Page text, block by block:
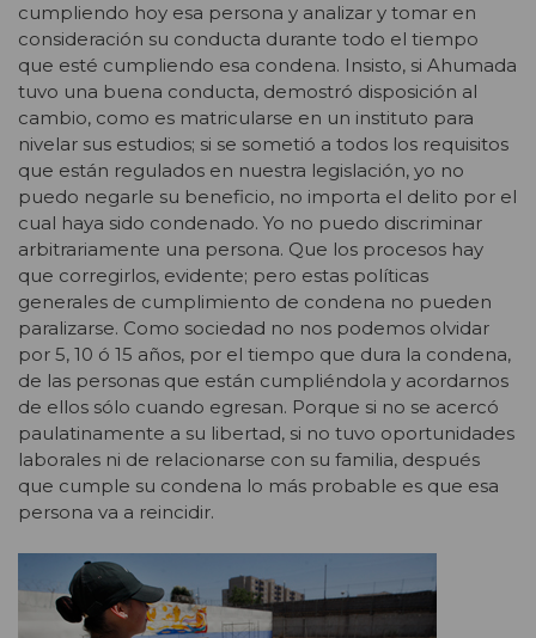
cumpliendo hoy esa persona y analizar y tomar en
consideración su conducta durante todo el tiempo
que esté cumpliendo esa condena. Insisto, si Ahumada
tuvo una buena conducta, demostró disposición al
cambio, como es matricularse en un instituto para
nivelar sus estudios; si se sometió a todos los requisitos
que están regulados en nuestra legislación, yo no
puedo negarle su beneficio, no importa el delito por el
cual haya sido condenado. Yo no puedo discriminar
arbitrariamente una persona. Que los procesos hay
que corregirlos, evidente; pero estas políticas
generales de cumplimiento de condena no pueden
paralizarse. Como sociedad no nos podemos olvidar
por 5, 10 ó 15 años, por el tiempo que dura la condena,
de las personas que están cumpliéndola y acordarnos
de ellos sólo cuando egresan. Porque si no se acercó
paulatinamente a su libertad, si no tuvo oportunidades
laborales ni de relacionarse con su familia, después
que cumple su condena lo más probable es que esa
persona va a reincidir.